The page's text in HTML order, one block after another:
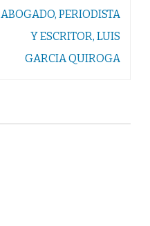
ABOGADO, PERIODISTA
Y ESCRITOR, LUIS
GARCIA QUIROGA